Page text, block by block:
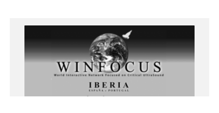
17th WORLD CONGRESS: 1 – 4 de
DICIEMBRE 2022